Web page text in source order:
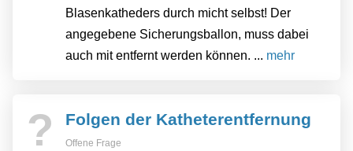
Blasenkatheders durch micht selbst! Der
angegebene Sicherungsballon, muss dabei
auch mit entfernt werden können. ... mehr
? Folgen der Katheterentfernung
Offene Frage